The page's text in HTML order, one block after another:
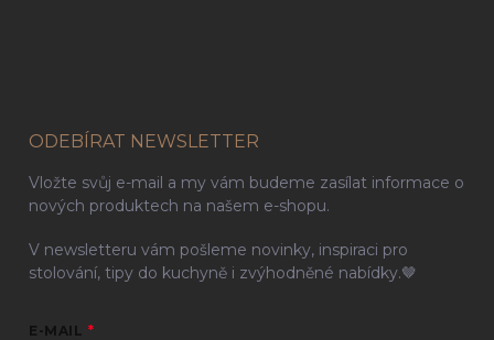
ODEBÍRAT NEWSLETTER
Vložte svůj e-mail a my vám budeme zasílat informace o
nových produktech na našem e-shopu.
V newsletteru vám pošleme novinky, inspiraci pro
stolování, tipy do kuchyně i zvýhodněné nabídky.🤎
E-MAIL